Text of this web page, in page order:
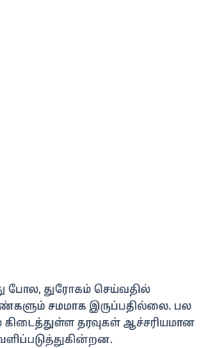
போல, துரோகம் செய்வதில்
சமமாக இருப்பதில்லை. பல
தரவுகள் ஆச்சரியமான